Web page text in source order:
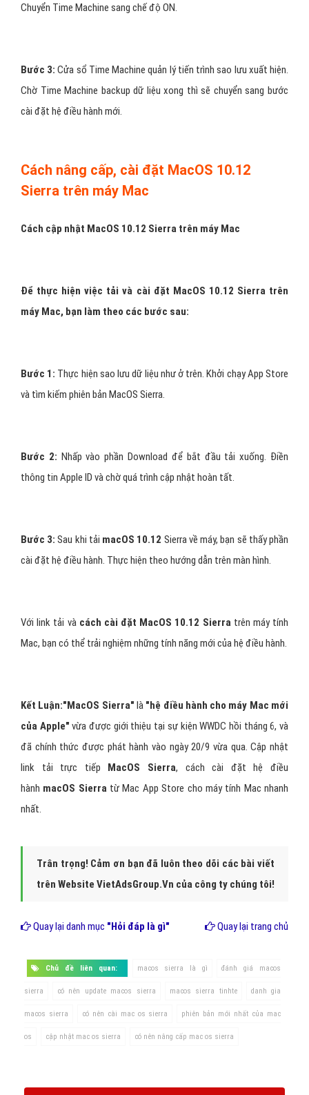
Chuyển Time Machine sang chế độ ON.
Bước 3:Cửa sổ Time Machine quản lý tiến trình sao lưu xuất hiện.
Chờ Time Machine backup dữ liệu xong thì sẽ chuyển sang bước
cài đặt hệ điều hành mới.
Cách nâng cấp, cài đặt MacOS 10.12
Sierra trên máy Mac
Cách cập nhật MacOS 10.12 Sierra trên máy Mac
Để thực hiện việc tải và cài đặt MacOS 10.12 Sierra trên
máy Mac, bạn làm theo các bước sau:
Bước 1: Thực hiện sao lưu dữ liệu như ở trên. Khởi chạy App Store
và tìm kiếm phiên bản MacOS Sierra.
Bước 2: Nhấp vào phần Download để bắt đầu tải xuống. Điền
thông tin Apple ID và chờ quá trình cập nhật hoàn tất.
Bước 3:Sau khi tải macOS 10.12 Sierra về máy, bạn sẽ thấy phần
cài đặt hệ điều hành. Thực hiện theo hướng dẫn trên màn hình.
Với link tải và cách cài đặt MacOS 10.12 Sierra trên máy tính
Mac, bạn có thể trải nghiệm những tính năng mới của hệ điều hành.
Kết Luận:"MacOS Sierra" là "hệ điều hành cho máy Mac mới
của Apple" vừa được giới thiệu tại sự kiện WWDC hồi tháng 6, và
đã chính thức được phát hành vào ngày 20/9 vừa qua. Cập nhật
link tải trực tiếp MacOS Sierra, cách cài đặt hệ điều
hành macOS Sierra từ Mac App Store cho máy tính Mac nhanh
nhất.
Trân trọng! Cảm ơn bạn đã luôn theo dõi các bài viết
trên Website VietAdsGroup.Vn của công ty chúng tôi!
Quay lại danh mục "Hỏi đáp là gì" Quay lại trang chủ
Chủ đề liên quan: macos sierra là gì đánh giá macos
sierra có nên update macos sierra macos sierra tinhte danh gia
macos sierra có nên cài mac os sierra phiên bản mới nhất của mac
os cập nhật mac os sierra có nên nâng cấp mac os sierra